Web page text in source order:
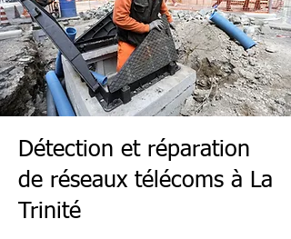
Détection et réparation
de réseaux télécoms à La
Trinité